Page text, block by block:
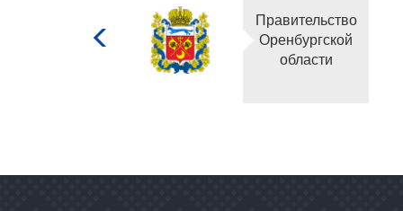
Правительство
Оренбургской
области